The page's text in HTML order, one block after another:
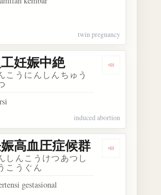
twin pregnancy
卵管妊娠 Dengarkan
妊娠中絶
こうにんしんちゅう
induced abortion
妊娠検査薬 Dengarkan
高血圧症候群
しんこうけつあつし
こうぐん
gestasional